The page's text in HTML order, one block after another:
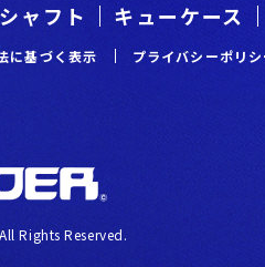
シャフト キューケース
に基づく表示 プライバシーポリシ
Rights Reserved.